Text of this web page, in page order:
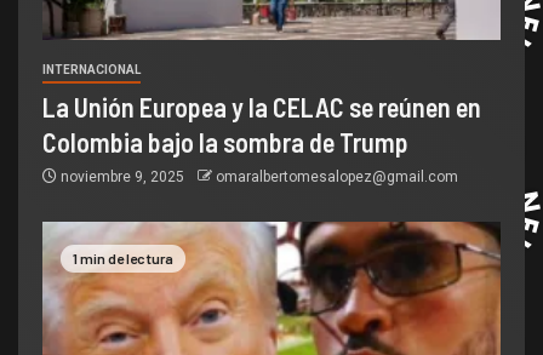
INTERNACIONAL
La Unión Europea y la CELAC se reúnen en
Colombia bajo la sombra de Trump
noviembre 9, 2025 omaralbertomesalopez@gmail.com
1 min de lectura